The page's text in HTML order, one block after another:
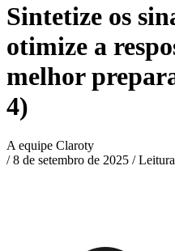
Sintetize os
otimize a
melhor
4)
A equipe Claroty
/ 8 de setembro de 2025 /